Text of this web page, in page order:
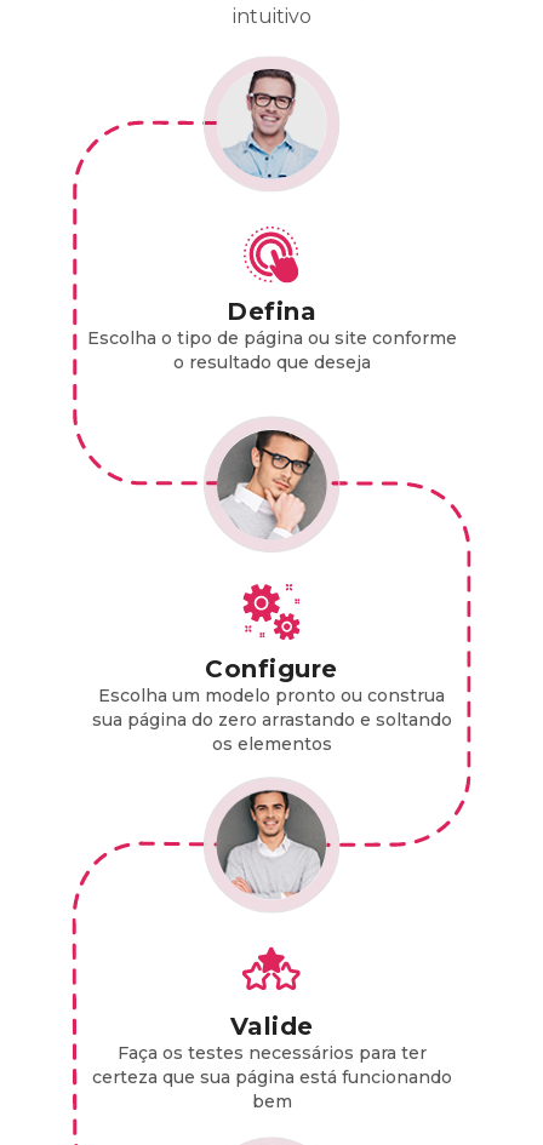
intuitivo
Defina
Escolha o tipo de página ou site conforme
o resultado que deseja
Configure
Escolha um modelo pronto ou construa
sua página do zero arrastando e soltando
os elementos
Valide
Faça os testes necessários para ter
certeza que sua página está funcionando
bem